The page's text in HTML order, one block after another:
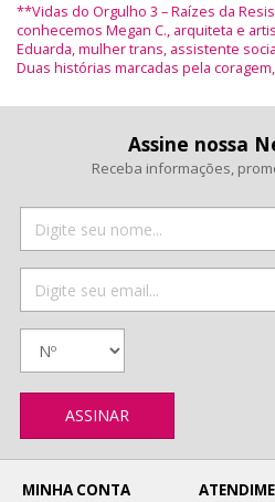
**Vidas do Orgulho 3 – Raízes da
conhecemos Megan C., arquiteta e
Eduarda, mulher trans, assistente
Duas histórias marcadas pela
Assine nossa
Receba informações,
MINHA CONTA